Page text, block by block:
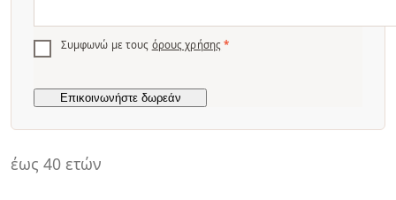
έως 40 ετών
Συμφωνώ με τους όρους χρήσης *